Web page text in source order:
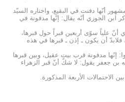
أنّها دفنت في البقيع، واختاره السيّد
ابن الجوزي أنّه يقال: إنّها مدفونة في
أنّ علياً سوّى أربعين قبراً حول قبرها،
فلابدّ أن يكون ـ إذن ـ قبرها في هذه
إنّها مدفونة قرب بيت عقيل، وبين قبرها
بن جعفر يقول: لا شكّ أنّ قبر الزهراء
الاحتمالات الأربعة المذكورة.